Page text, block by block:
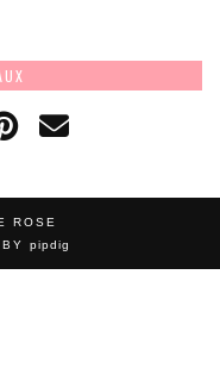
ROSE
BY pipdig